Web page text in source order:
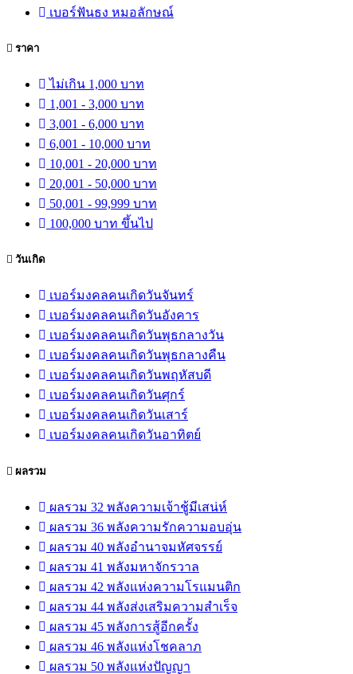
เบอร์ฟันธง หมอลักษณ์
ราคา
ไม่เกิน 1,000 บาท
1,001 - 3,000 บาท
3,001 - 6,000 บาท
6,001 - 10,000 บาท
10,001 - 20,000 บาท
20,001 - 50,000 บาท
50,001 - 99,999 บาท
100,000 บาท ขึ้นไป
วันเกิด
เบอร์มงคลคนเกิดวันจันทร์
เบอร์มงคลคนเกิดวันอังคาร
เบอร์มงคลคนเกิดวันพุธกลางวัน
เบอร์มงคลคนเกิดวันพุธกลางคืน
เบอร์มงคลคนเกิดวันพฤหัสบดี
เบอร์มงคลคนเกิดวันศุกร์
เบอร์มงคลคนเกิดวันเสาร์
เบอร์มงคลคนเกิดวันอาทิตย์
ผลรวม
ผลรวม 32 พลังความเจ้าชู้มีเสน่ห์
ผลรวม 36 พลังความรักความอบอุ่น
ผลรวม 40 พลังอำนาจมหัศจรรย์
ผลรวม 41 พลังมหาจักรวาล
ผลรวม 42 พลังแห่งความโรแมนติก
ผลรวม 44 พลังส่งเสริมความสำเร็จ
ผลรวม 45 พลังการสู้อีกครั้ง
ผลรวม 46 พลังแห่งโชคลาภ
ผลรวม 50 พลังแห่งปัญญา